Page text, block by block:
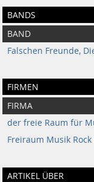
BANDS
BAND
Falschen Freunde,
FIRMEN
FIRMA
der freie Raum für
Freiraum Musik
ARTIKEL ÜBER